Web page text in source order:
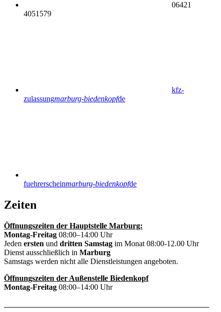
06421
4051579
kfz-
zulassungmarburg-biedenkopfde
fuehrerscheinmarburg-biedenkopfde
Zeiten
Öffnungszeiten der Hauptstelle Marburg:
Montag-Freitag 08:00–14:00 Uhr
Jeden ersten und dritten Samstag im Monat 08:00-12.00 Uhr
Dienst ausschließlich in Marburg
Samstags werden nicht alle Dienstleistungen angeboten.
Öffnungszeiten der Außenstelle Biedenkopf
Montag-Freitag 08:00–14:00 Uhr